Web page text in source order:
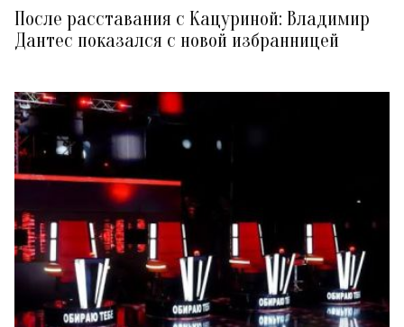
После расставания с Кацуриной: Владимир
Дантес показался с новой избранницей